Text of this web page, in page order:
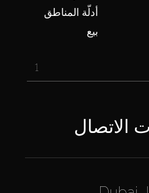
أدلّة المناطق
بيع
1
الاتصال